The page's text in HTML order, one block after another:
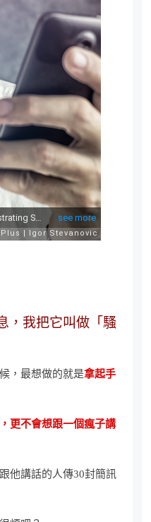
，我把它叫做「騷
，最想做的就是拿起手
更不會想跟一個瘋子講
他講話的人傳30封簡訊